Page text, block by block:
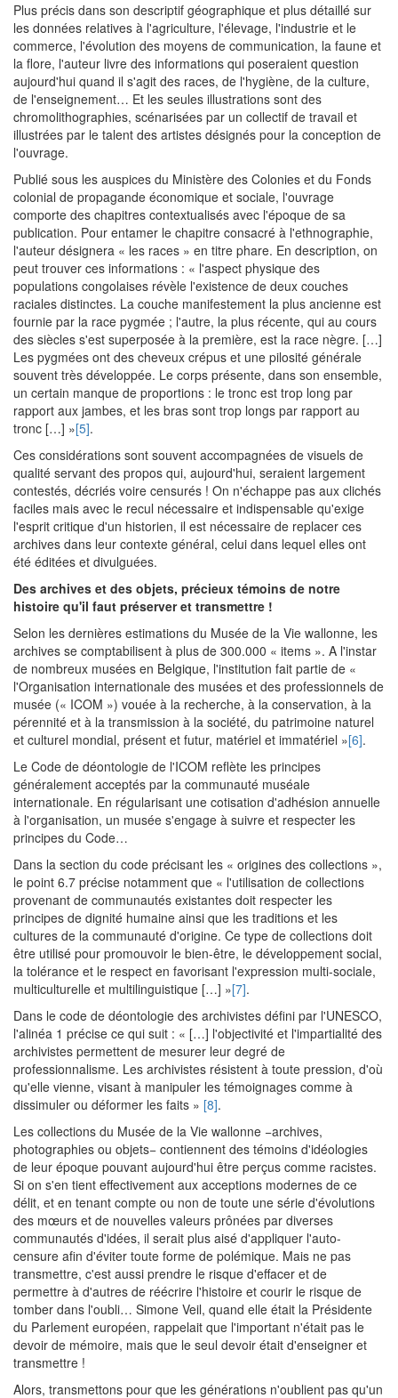
Plus précis dans son descriptif géographique et plus détaillé sur
les données relatives à l'agriculture, l'élevage, l'industrie et le
commerce, l'évolution des moyens de communication, la faune et
la flore, l'auteur livre des informations qui poseraient question
aujourd'hui quand il s'agit des races, de l'hygiène, de la culture,
de l'enseignement… Et les seules illustrations sont des
chromolithographies, scénarisées par un collectif de travail et
illustrées par le talent des artistes désignés pour la conception de
l'ouvrage.
Publié sous les auspices du Ministère des Colonies et du Fonds
colonial de propagande économique et sociale, l'ouvrage
comporte des chapitres contextualisés avec l'époque de sa
publication. Pour entamer le chapitre consacré à l'ethnographie,
l'auteur désignera « les races » en titre phare. En description, on
peut trouver ces informations : « l'aspect physique des
populations congolaises révèle l'existence de deux couches
raciales distinctes. La couche manifestement la plus ancienne est
fournie par la race pygmée ; l'autre, la plus récente, qui au cours
des siècles s'est superposée à la première, est la race nègre. […]
Les pygmées ont des cheveux crépus et une pilosité générale
souvent très développée. Le corps présente, dans son ensemble,
un certain manque de proportions : le tronc est trop long par
rapport aux jambes, et les bras sont trop longs par rapport au
tronc […] »[5].
Ces considérations sont souvent accompagnées de visuels de
qualité servant des propos qui, aujourd'hui, seraient largement
contestés, décriés voire censurés ! On n'échappe pas aux clichés
faciles mais avec le recul nécessaire et indispensable qu'exige
l'esprit critique d'un historien, il est nécessaire de replacer ces
archives dans leur contexte général, celui dans lequel elles ont
été éditées et divulguées.
Des archives et des objets, précieux témoins de notre
histoire qu'il faut préserver et transmettre !
Selon les dernières estimations du Musée de la Vie wallonne, les
archives se comptabilisent à plus de 300.000 « items ». A l'instar
de nombreux musées en Belgique, l'institution fait partie de «
l'Organisation internationale des musées et des professionnels de
musée (« ICOM ») vouée à la recherche, à la conservation, à la
pérennité et à la transmission à la société, du patrimoine naturel
et culturel mondial, présent et futur, matériel et immatériel »[6].
Le Code de déontologie de l'ICOM reflète les principes
généralement acceptés par la communauté muséale
internationale. En régularisant une cotisation d'adhésion annuelle
à l'organisation, un musée s'engage à suivre et respecter les
principes du Code…
Dans la section du code précisant les « origines des collections »,
le point 6.7 précise notamment que « l'utilisation de collections
provenant de communautés existantes doit respecter les
principes de dignité humaine ainsi que les traditions et les
cultures de la communauté d'origine. Ce type de collections doit
être utilisé pour promouvoir le bien-être, le développement social,
la tolérance et le respect en favorisant l'expression multi-sociale,
multiculturelle et multilinguistique […] »[7].
Dans le code de déontologie des archivistes défini par l'UNESCO,
l'alinéa 1 précise ce qui suit : « […] l'objectivité et l'impartialité des
archivistes permettent de mesurer leur degré de
professionnalisme. Les archivistes résistent à toute pression, d'où
qu'elle vienne, visant à manipuler les témoignages comme à
dissimuler ou déformer les faits » [8].
Les collections du Musée de la Vie wallonne −archives,
photographies ou objets− contiennent des témoins d'idéologies
de leur époque pouvant aujourd'hui être perçus comme racistes.
Si on s'en tient effectivement aux acceptions modernes de ce
délit, et en tenant compte ou non de toute une série d'évolutions
des mœurs et de nouvelles valeurs prônées par diverses
communautés d'idées, il serait plus aisé d'appliquer l'auto-
censure afin d'éviter toute forme de polémique. Mais ne pas
transmettre, c'est aussi prendre le risque d'effacer et de
permettre à d'autres de réécrire l'histoire et courir le risque de
tomber dans l'oubli… Simone Veil, quand elle était la Présidente
du Parlement européen, rappelait que l'important n'était pas le
devoir de mémoire, mais que le seul devoir était d'enseigner et
transmettre !
Alors, transmettons pour que les générations n'oublient pas qu'un